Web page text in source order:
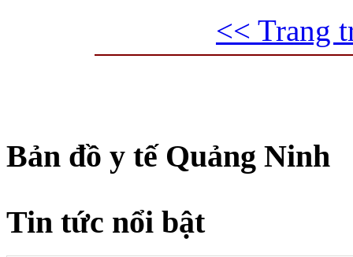
<< Trang
Bản đồ y tế Quảng Ninh
Tin tức nổi bật